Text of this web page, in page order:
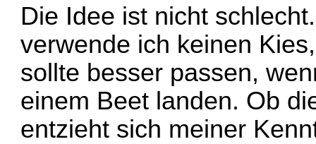
Die Idee ist nicht
verwende ich keinen
sollte besser passen,
einem Beet landen. Ob
entzieht sich meiner